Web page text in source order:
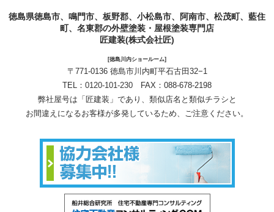
徳島県徳島市、鳴門市、板野郡、小松島市、阿南市、松茂町、藍住
町、名東郡の外壁塗装・屋根塗装専門店
匠建装(株式会社匠)
[徳島川内ショールーム]
〒771-0136 徳島市川内町平石古田32−1
TEL： 0120-101-230 FAX：088-678-2198
弊社屋号は「匠建装」であり、類似店名と類似チラシと
お間違えになるお客様が多発しているため、ご注意ください。